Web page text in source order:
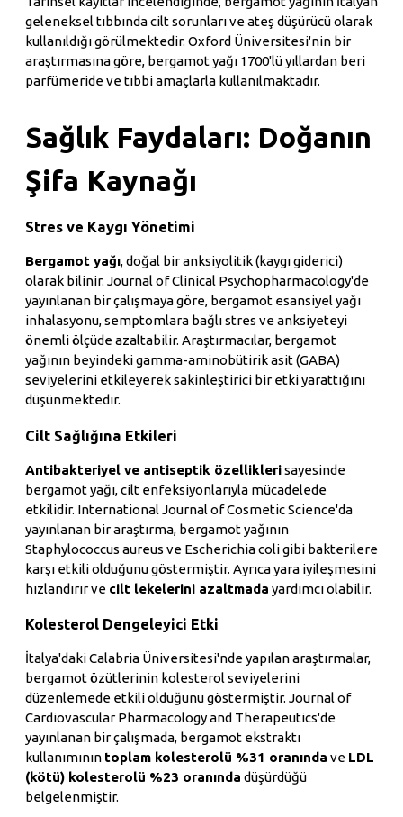
geleneksel tıbbında cilt sorunları ve ateş düşürücü olarak
kullanıldığı görülmektedir. Oxford Üniversitesi'nin bir
araştırmasına göre, bergamot yağı 1700'lü yıllardan beri
parfümeride ve tıbbi amaçlarla kullanılmaktadır.
Sağlık Faydaları: Doğanın
Şifa Kaynağı
Stres ve Kaygı Yönetimi
Bergamot yağı, doğal bir anksiyolitik (kaygı giderici)
olarak bilinir. Journal of Clinical Psychopharmacology'de
yayınlanan bir çalışmaya göre, bergamot esansiyel yağı
inhalasyonu, semptomlara bağlı stres ve anksiyeteyi
önemli ölçüde azaltabilir. Araştırmacılar, bergamot
yağının beyindeki gamma-aminobütirik asit (GABA)
seviyelerini etkileyerek sakinleştirici bir etki yarattığını
düşünmektedir.
Cilt Sağlığına Etkileri
Antibakteriyel ve antiseptik özelliklerisayesinde
bergamot yağı, cilt enfeksiyonlarıyla mücadelede
etkilidir. International Journal of Cosmetic Science'da
yayınlanan bir araştırma, bergamot yağının
Staphylococcus aureus ve Escherichia coli gibi bakterilere
karşı etkili olduğunu göstermiştir. Ayrıca yara iyileşmesini
hızlandırır ve cilt lekelerini azaltmada yardımcı olabilir.
Kolesterol Dengeleyici Etki
İtalya'daki Calabria Üniversitesi'nde yapılan araştırmalar,
bergamot özütlerinin kolesterol seviyelerini
düzenlemede etkili olduğunu göstermiştir. Journal of
Cardiovascular Pharmacology and Therapeutics'de
yayınlanan bir çalışmada, bergamot ekstraktı
kullanımının toplam kolesterolü %31 oranında ve LDL
(kötü) kolesterolü %23 oranında düşürdüğü
belgelenmiştir.